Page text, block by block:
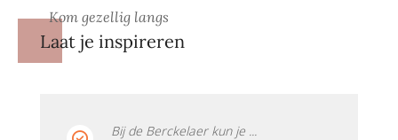
Kom gezellig langs
Laat je inspireren
Bij de Berckelaer kun je ...